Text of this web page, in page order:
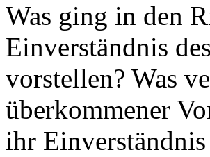
Was ging in den
Einverständnis
vorstellen? Was
überkommener
ihr